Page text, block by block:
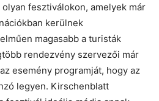
fesztiválokon, amelyek már
kerülnek
magasabb a turisták
rendezvény szervezői már
esemény programját, hogy az
legyen. Kirschenblatt